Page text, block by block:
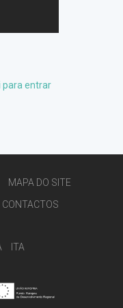
para entrar
MAPA DO SITE
CONTACTOS
ITA